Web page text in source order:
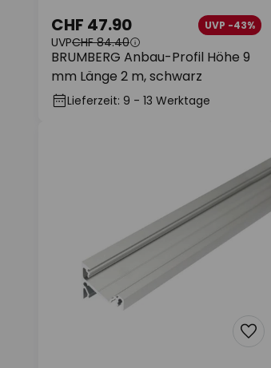
BRUMBERG Anbau-Profil Höhe 9
mm Länge 2 m, schwarz
CHF 47.90 UVP -43%
UVPCHF 84.40
Lieferzeit: 9 - 13 Werktage